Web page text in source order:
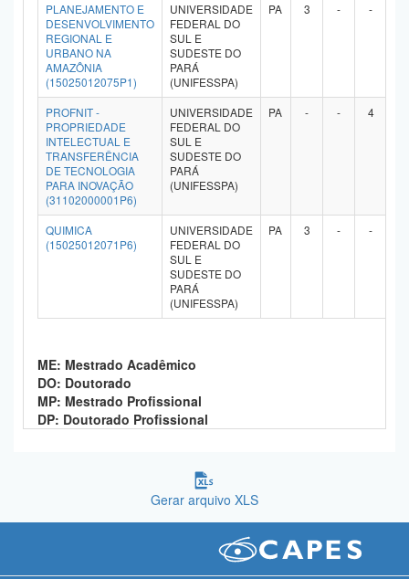
PLANEJAMENTO E
DESENVOLVIMENTO
REGIONAL E
URBANO NA
AMAZÔNIA
(15025012075P1)
UNIVERSIDADE
FEDERAL DO
SUL E
SUDESTE DO
PARÁ
(UNIFESSPA)
PA 3 - -
PROFNIT -
PROPRIEDADE
INTELECTUAL E
TRANSFERÊNCIA
DE TECNOLOGIA
PARA INOVAÇÃO
(31102000001P6)
UNIVERSIDADE
FEDERAL DO
SUL E
SUDESTE DO
PARÁ
(UNIFESSPA)
PA - - 4
QUIMICA
(15025012071P6)
UNIVERSIDADE
FEDERAL DO
SUL E
SUDESTE DO
PARÁ
(UNIFESSPA)
PA 3 - -
ME: Mestrado Acadêmico
DO: Doutorado
MP: Mestrado Profissional
DP: Doutorado Profissional
Gerar arquivo XLS